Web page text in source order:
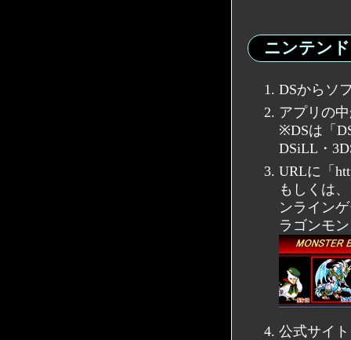
ニンテン
DSからソ
アプリの
※DSは「
DSiLL・
URLに「
もしくは
ンライン
ラゴンモ
公式サイ